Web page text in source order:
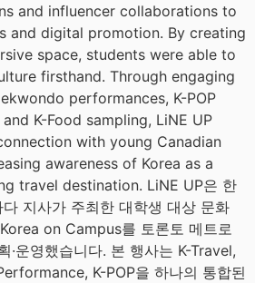
and influencer collaborations to
and digital promotion. By creating
space, students were able to
firsthand. Through engaging
performances, K-POP
K-Food sampling, LiNE UP
with young Canadian
awareness of Korea as a
travel destination. LiNE UP은 한
지사가 주최한 대학생 대상 문화
on Campus를 토론토 메트로
·운영했습니다. 본 행사는 K-Travel,
K-POP을 하나의 통합된